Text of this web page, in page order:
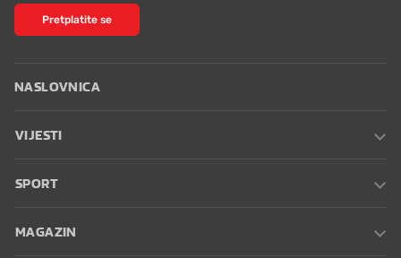
Pretplatite se
NASLOVNICA
VIJESTI
SPORT
MAGAZIN